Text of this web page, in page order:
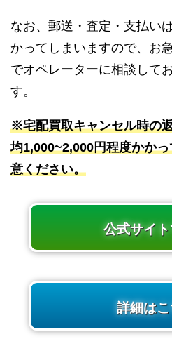
なお、郵送・査定・支払い
かってしまいますので、お
でオペレーターに相談して
す。
※宅配買取キャンセル時の
均1,000~2,000円程度かか
意ください。
公式サイ
詳細は